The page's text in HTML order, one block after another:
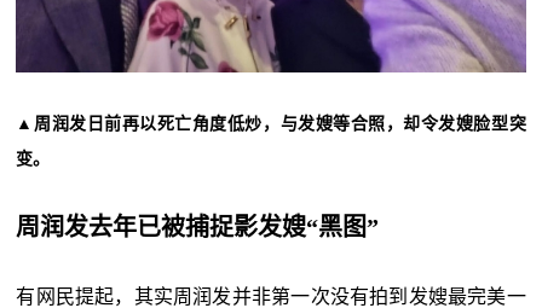
▲周润发日前再以死亡角度低炒，与发嫂等合照，却令发嫂脸型突
变。
周润发去年已被捕捉影发嫂“黑图”
有网民提起，其实周润发并非第一次没有拍到发嫂最完美一